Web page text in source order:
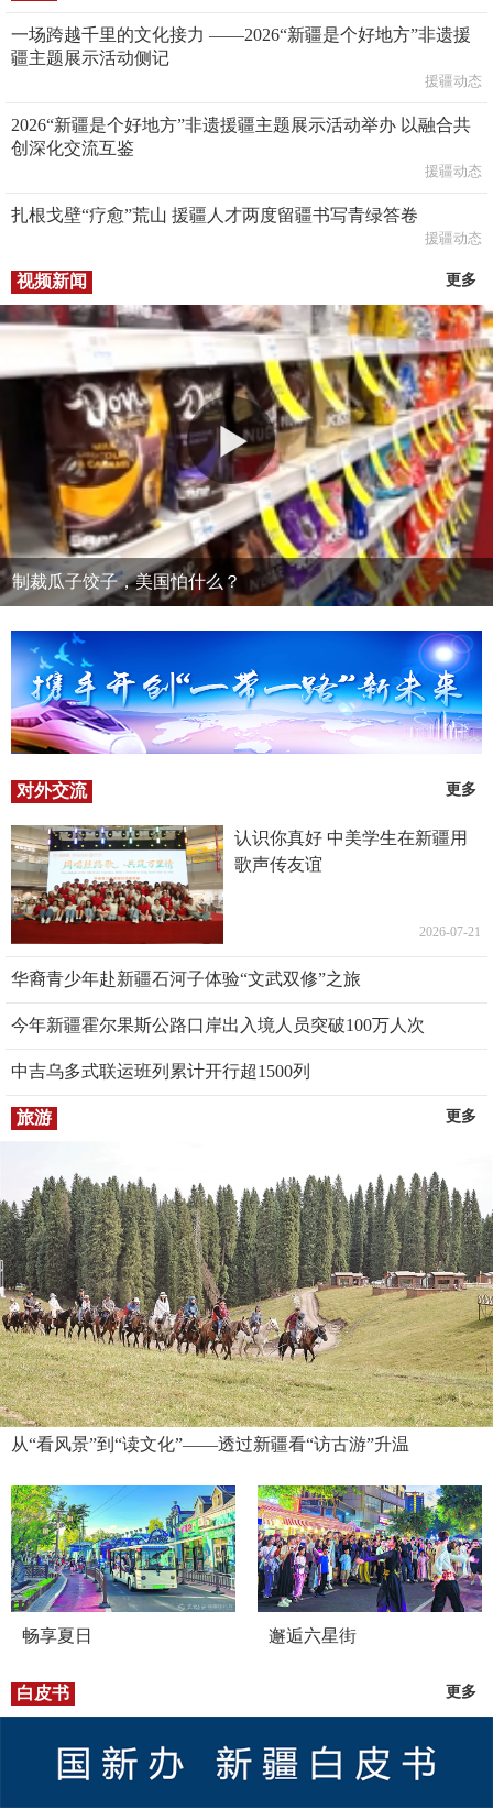
一场跨越千里的文化接力 ——2026“新疆是个好地方”非遗援
疆主题展示活动侧记
援疆动态
2026“新疆是个好地方”非遗援疆主题展示活动举办 以融合共
创深化交流互鉴
援疆动态
扎根戈壁“疗愈”荒山 援疆人才两度留疆书写青绿答卷
援疆动态
视频新闻 更多
制裁瓜子饺子，美国怕什么？
对外交流 更多
认识你真好 中美学生在新疆用
歌声传友谊
2026-07-21
华裔青少年赴新疆石河子体验“文武双修”之旅
今年新疆霍尔果斯公路口岸出入境人员突破100万人次
中吉乌多式联运班列累计开行超1500列
旅游 更多
从“看风景”到“读文化”——透过新疆看“访古游”升温
畅享夏日 邂逅六星街
白皮书 更多